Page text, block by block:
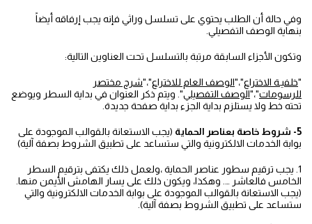
وفي حالة أن الطلب يحتوي على تسلسل وراثي فإنه يجب إرفاقه أيضاً
بنهاية الوصف التفصيلي.
وتكون الأجزاء السابقة مرتبة بالتسلسل تحت العناوين التالية:
"خلفيـة الاختراع"،"الوصف العام للاختراع"،"شرح مختصر
للرسومات"،"الوصف التفصيلي". ويتم ذكر العنوان في بداية السطر ويوضع
تحته خط ولا يستلزم بداية الجزء بداية صفحة جديدة.
5- شروط خاصة بعناصر الحماية
(يجب الاستعانة بالقوالب الموجودة على
بوابة الخدمات الالكترونية والتي ستساعد على تطبيق الشروط بصفة آلية)
1. يجب ترقيم سطور عناصر الحماية ،ولعمل ذلك يكتفى بترقيم السطر
الخامس فالعاشر …. وهكذا، ويكون ذلك على يسار الهامش الأيمن منها.
(يجب الاستعانة بالقوالب الموجودة على بوابة الخدمات الالكترونية والتي
ستساعد على تطبيق الشروط بصفة آلية).